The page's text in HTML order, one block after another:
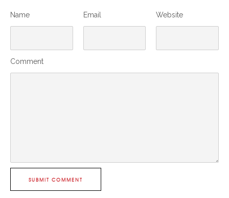
Name Email Website
Comment
SUBMIT COMMENT